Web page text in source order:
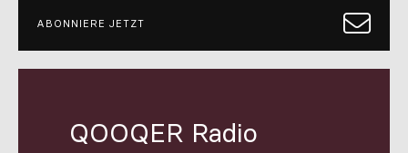
ABONNIERE JETZT
QOOQER Radio